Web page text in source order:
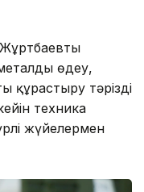
өңдеу,
құрастыру тәрізді
техника
жүйелермен